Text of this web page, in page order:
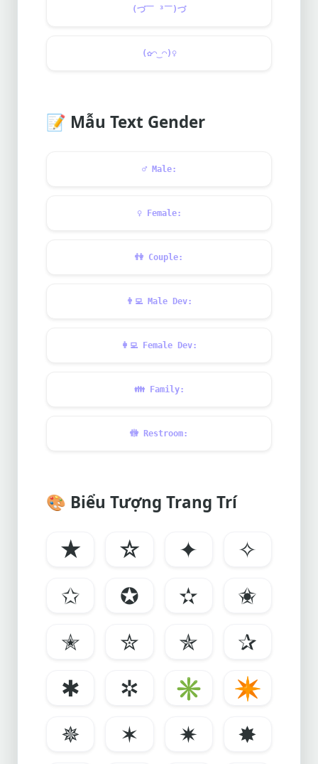
(づ￣ ³￣)づ
(✿◠‿◠) ♀️
📝 Mẫu Text Gender
♂️Male:
♀️Female:
👫 Couple:
👨‍💻 Male Dev:
👩‍💻 Female Dev:
👪Family:
🚻 Restroom:
🎨 Biểu Tượng Trang Trí
★ ☆ ✦
✧
✩
✪ ✫
✬
✭
✮ ✯
✰
✱
✲ ✳
✴
✵
✶ ✷
✸